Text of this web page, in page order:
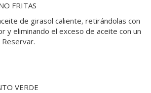
FRITAS
de girasol caliente, retirándolas con
y eliminando el exceso de aceite con un
VERDE